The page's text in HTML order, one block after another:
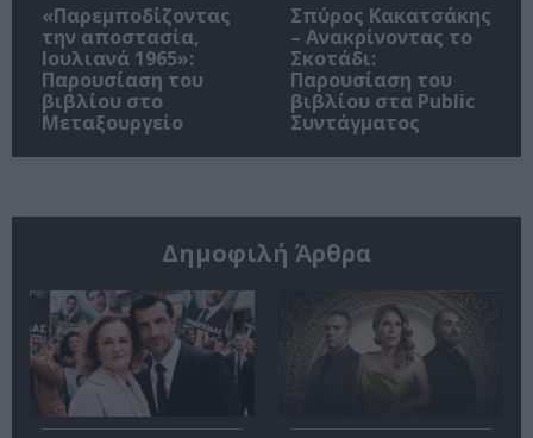
«Παρεμποδίζοντας
την αποστασία,
Ιουλιανά 1965»:
Παρουσίαση του
βιβλίου στο
Μεταξουργείο
Σπύρος Κακατσάκης
– Ανακρίνοντας το
Σκοτάδι:
Παρουσίαση του
βιβλίου στα Public
Συντάγματος
Δημοφιλή Άρθρα